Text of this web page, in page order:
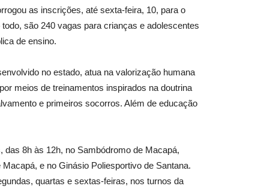
as inscrições, até sexta-feira, 10, para o
são 240 vagas para crianças e adolescentes
de ensino.
no estado, atua na valorização humana
meios de treinamentos inspirados na doutrina
e primeiros socorros. Além de educação
8h às 12h, no Sambódromo de Macapá,
e no Ginásio Poliesportivo de Santana.
quartas e sextas-feiras, nos turnos da